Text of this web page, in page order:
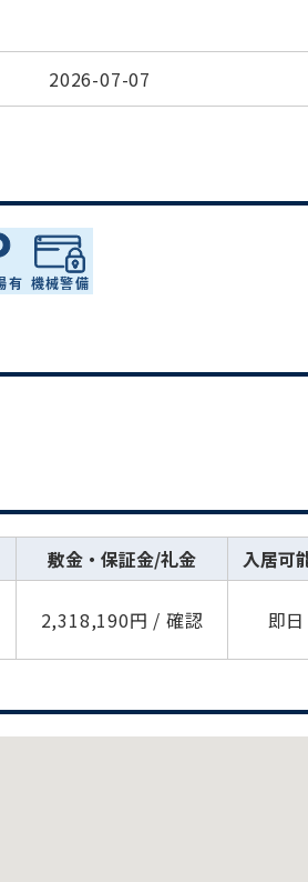
2026-07-07
敷金・保証金/礼金 入居可
2,318,190円 / 確認 即日